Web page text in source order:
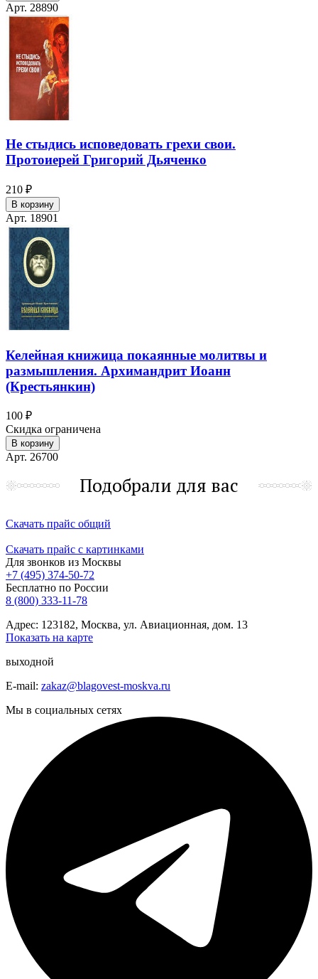
Арт. 28890
Не стыдись исповедовать грехи свои.
Протоиерей Григорий Дьяченко
210 ₽
В корзину
Арт. 18901
Келейная книжица покаянные молитвы и
размышления. Архимандрит Иоанн
(Крестьянкин)
100 ₽
Скидка ограничена
В корзину
Арт. 26700
Подобрали для вас
Скачать прайс общий
Скачать прайс с картинками
Для звонков из Москвы
+7 (495) 374-50-72
Бесплатно по России
8 (800) 333-11-78
Адрес: 123182, Москва, ул. Авиационная, дом. 13
Показать на карте
выходной
E-mail: zakaz@blagovest-moskva.ru
Мы в социальных сетях